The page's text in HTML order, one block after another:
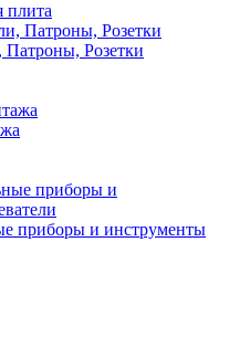
плита
Розетки
приборы и инструменты